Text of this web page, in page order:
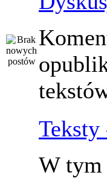
Teksty
W tym